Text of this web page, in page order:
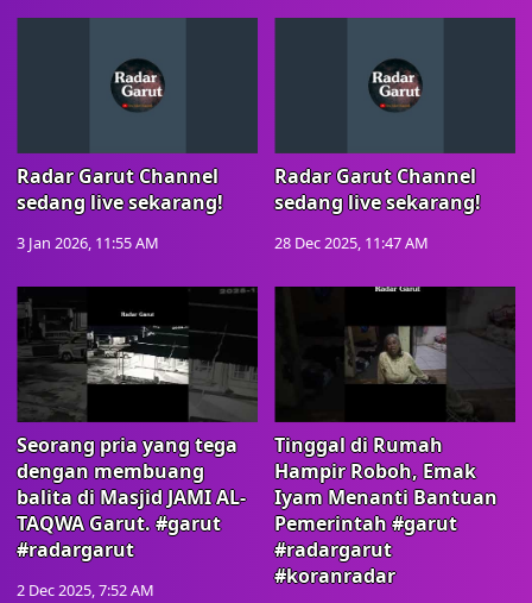
Radar Garut Channel
sedang live sekarang!
3 Jan 2026, 11:55 AM
Radar Garut Channel
sedang live sekarang!
28 Dec 2025, 11:47 AM
Seorang pria yang tega
dengan membuang
balita di Masjid JAMI AL-
TAQWA Garut. #garut
#radargarut
2 Dec 2025, 7:52 AM
Tinggal di Rumah
Hampir Roboh, Emak
Iyam Menanti Bantuan
Pemerintah #garut
#radargarut
#koranradar